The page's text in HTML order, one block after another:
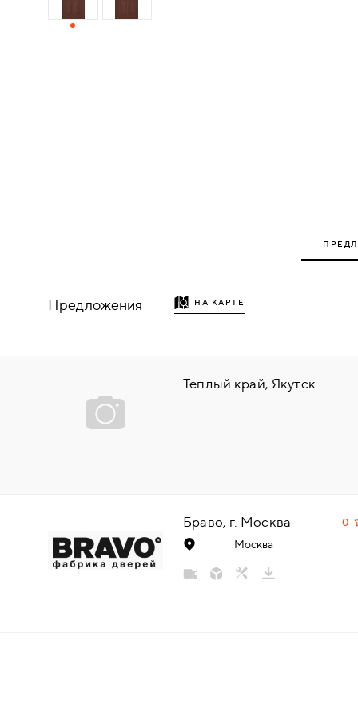
ДЕРЕВЯННЫЕ
НАКЛАДКИ
ПОВОРОТНЫЕ РУЧКИ/WC-
Предложения НА КАРТЕ
Теплый край, Якутск
Браво, г. Москва 0
Москва